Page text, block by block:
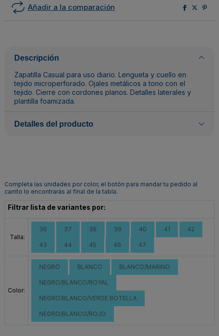
Añadir a la comparación
Descripción
Zapatilla Casual para uso diario. Lengueta y cuello en
tejido microperforado. Ojales metálicos a tono con el
tejido. Cierre con cordones planos. Detalles laterales y
plantilla foamizada.
Detalles del producto
Completa las unidades por color, el botón para mandar tu pedido al
carrito lo encontrarás al final de la tabla.
Filtrar lista de variantes por:
Talla:
36 37 38 39 40 41 42
43 44 45 46 47
Color:
NEGRO BLANCO BLANCO/MARINO
NEGRO/BLANCO/ROYAL
NEGRO/BLANCO/VERDE BOTELLA
NEGRO/BLANCO/ROJO